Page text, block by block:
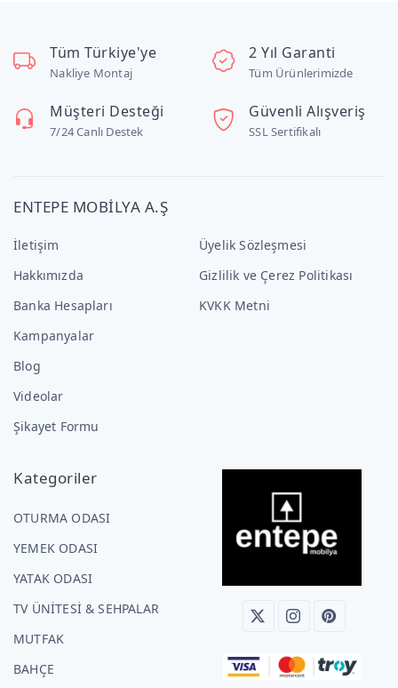
Tüm Türkiye'ye
Nakliye Montaj
2 Yıl Garanti
Tüm Ürünlerimizde
Müşteri Desteği
7/24 Canlı Destek
Güvenli Alışveriş
SSL Sertifikalı
ENTEPE MOBİLYA A.Ş
İletişim
Hakkımızda
Banka Hesapları
Kampanyalar
Blog
Videolar
Şikayet Formu
Üyelik Sözleşmesi
Gizlilik ve Çerez Politikası
KVKK Metni
Kategoriler
OTURMA ODASI
YEMEK ODASI
YATAK ODASI
TV ÜNİTESİ & SEHPALAR
MUTFAK
BAHÇE